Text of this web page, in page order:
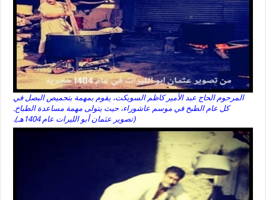
المرحوم الحاج عبد الأمير كاظم السويكت، يقوم بمهمة بتحميص البصل في
كل عام الطبخ في موسم عاشوراء، حيث يتولى مهمة مساعدة الطباخ.
(تصوير عثمان أبو الليرات عام 1404هـ).